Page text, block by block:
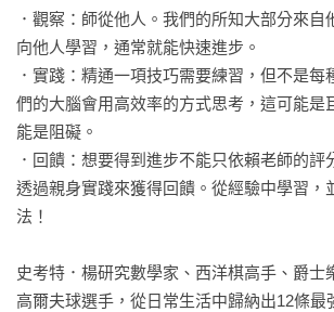
．觀察：師從他人。我們的所知大部分來自
向他人學習，通常就能快速進步。
．實踐：精通一項技巧需要練習，但不是每
們的大腦會用高效率的方式思考，這可能是
能是阻礙。
．回饋：想要得到進步不能只依賴老師的評
透過親身實踐來獲得回饋。從經驗中學習，
法！
史考特．楊研究數學家、西洋棋高手、爵士
高爾夫球選手，從日常生活中歸納出12條最